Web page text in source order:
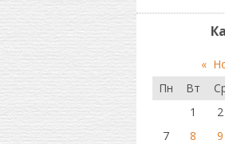
«
Пн
Вт
1
2
7
8 9